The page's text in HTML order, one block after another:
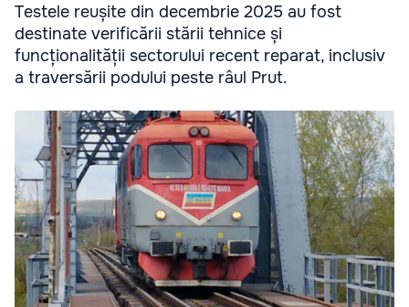
Testele reușite din decembrie 2025 au fost
destinate verificării stării tehnice și
funcționalității sectorului recent reparat, inclusiv
a traversării podului peste râul Prut.